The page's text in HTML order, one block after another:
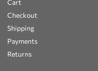
Cart
Checkout
Shipping
Payments
Returns